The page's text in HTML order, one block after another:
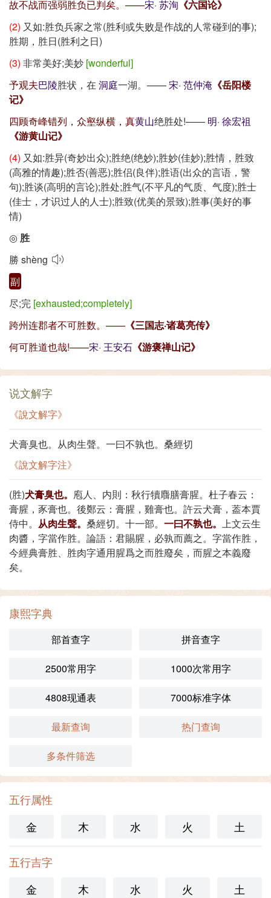
故不战而强弱胜负已判矣。——宋· 苏洵 《六国论》
(2) 又如:胜负兵家之常(胜利或失败是作战的人常碰到的事);
胜期，胜日(胜利之日)
(3) 非常美好;美妙 [wonderful]
予观夫巴陵胜状，在 洞庭一湖。——宋· 范仲淹 《岳阳楼
记》
四顾奇峰错列，众壑纵横，真黄山绝胜处!—— 明· 徐宏祖
《游黄山记》
(4) 又如:胜异(奇妙出众);胜绝(绝妙);胜妙(佳妙);胜情，胜致
(高雅的情趣);胜否(善恶);胜侣(良伴);胜语(出众的言语，警
句);胜谈(高明的言论);胜处;胜气(不平凡的气质、气度);胜士
(佳士，才识过人的人士);胜致(优美的景致);胜事(美好的事
情)
◎ 胜
勝 shèng
副
尽;完 [exhausted;completely]
跨州连郡者不可胜数。—— 《三国志·诸葛亮传》
何可胜道也哉!——宋· 王安石 《游褒禅山记》
说文解字
《說文解字》
犬膏臭也。从肉生聲。一曰不孰也。桑經切
《說文解字注》
(胜)犬膏臭也。 庖人、内則：秋行犢麛膳膏腥。杜子春云：
膏腥，豕膏也。後鄭云：膏腥，雞膏也。許云犬膏，葢本賈
侍中。 从肉生聲。 桑經切。十一部。 一曰不孰也。 上文云生
肉醬，字當作胜。論語：君賜腥，必孰而薦之。字當作胜，
今經典膏胜、胜肉字通用腥爲之而胜廢矣，而腥之本義廢
矣。
康熙字典
部首查字 拼音查字
2500常用字 1000次常用字
4808现通表 7000标准字体
最新查询 热门查询
多条件筛选
五行属性
金
木 水 火 土
五行吉字
金
木 水 火 土